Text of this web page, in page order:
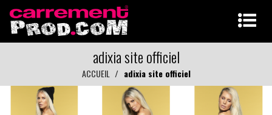
adixia site officiel
ACCUEIL adixia site officiel